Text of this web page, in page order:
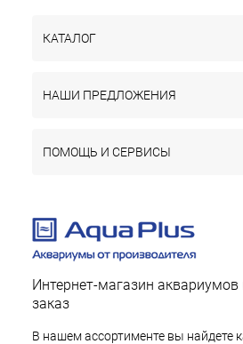
КАТАЛОГ
НАШИ ПРЕДЛОЖЕНИЯ
ПОМОЩЬ И СЕРВИСЫ
Интернет-магазин аквариумов
заказ
В нашем ассортименте вы найдете